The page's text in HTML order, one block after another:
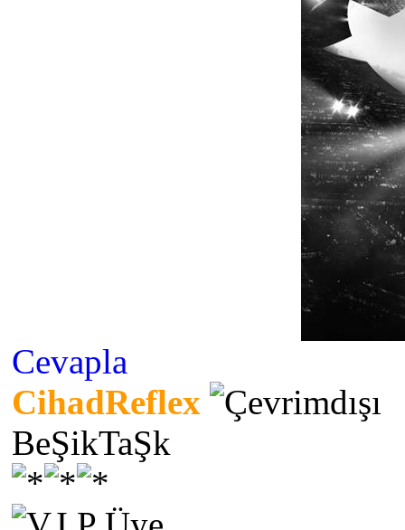
Cevapla
CihadReflex
BeŞikTaŞk